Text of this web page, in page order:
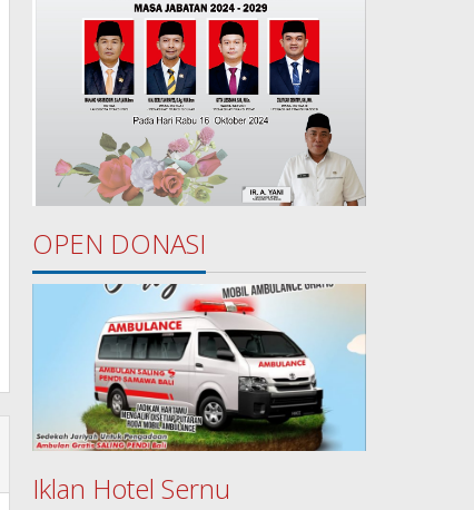
OPEN DONASI
Iklan Hotel Sernu